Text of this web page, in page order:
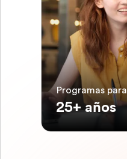
Programas para
25+ años